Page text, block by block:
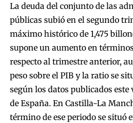
La deuda del conjunto de las
públicas subió en el segundo
máximo histórico de 1,475
supone un aumento en
respecto al trimestre anterior,
peso sobre el PIB y la ratio se
según los datos publicados este
de España. En Castilla-La
término de ese periodo se situó